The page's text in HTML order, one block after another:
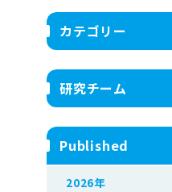
カテゴリー
研究チーム
Published
2026年